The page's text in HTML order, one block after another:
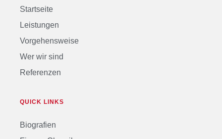
Startseite
Leistungen
Vorgehensweise
Wer wir sind
Referenzen
QUICK LINKS
Biografien